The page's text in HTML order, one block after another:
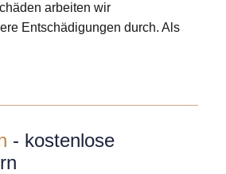
arbeiten wir
Entschädigungen durch. Als
- kostenlose